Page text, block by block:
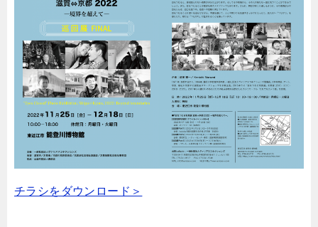
チラシをダウンロード＞